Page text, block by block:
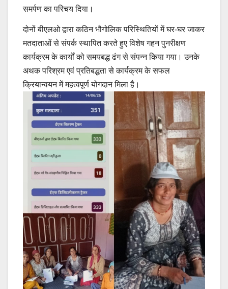
समर्पण का परिचय दिया।
दोनों बीएलओ द्वारा कठिन भौगोलिक परिस्थितियों में घर-घर जाकर
मतदाताओं से संपर्क स्थापित करते हुए विशेष गहन पुनरीक्षण
कार्यक्रम के कार्यों को समयबद्ध ढंग से संपन्न किया गया। उनके
अथक परिश्रम एवं प्रतिबद्धता से कार्यक्रम के सफल
क्रियान्वयन में महत्वपूर्ण योगदान मिला है।